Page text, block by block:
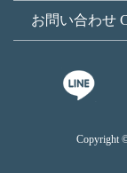
お問い合わせ
Copyright